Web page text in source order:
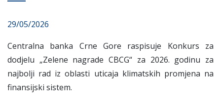
29/05/2026
Centralna banka Crne Gore raspisuje Konkurs za
dodjelu „Zelene nagrade CBCG“ za 2026. godinu za
najbolji rad iz oblasti uticaja klimatskih promjena na
finansijski sistem.